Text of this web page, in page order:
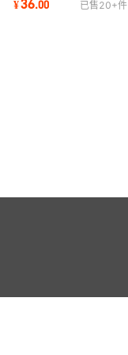
低音炮个性定制
¥ .00 已售20+件